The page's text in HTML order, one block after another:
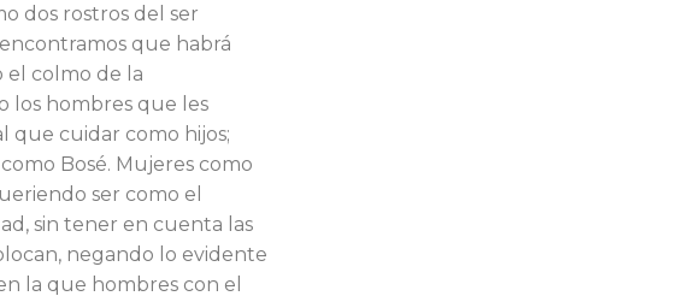
dos rostros del ser
que habrá
el colmo de la
los hombres que les
que cuidar como hijos;
Bosé. Mujeres como
ser como el
sin tener en cuenta las
negando lo evidente
la que hombres con el